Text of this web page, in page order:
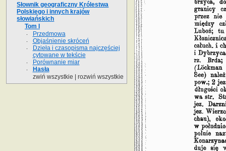
Słownik geograficzny Królestwa
Polskiego i innych krajów
słowiańskich
Tom I
Przedmowa
Objaśnienie skróceń
Dzieła i czasopisma najczęściej
cytowane w tekście
Porównanie miar
Hasła
zwiń wszystkie
rozwiń wszystkie